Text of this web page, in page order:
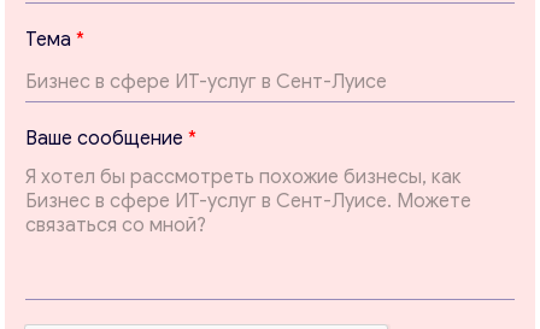
Консультация
Отправьте нам запрос, и мы свяжемся с вами в
ближайшее время.
Email*
Тема *
*
*
В
а
ш
Ваше сообщение *